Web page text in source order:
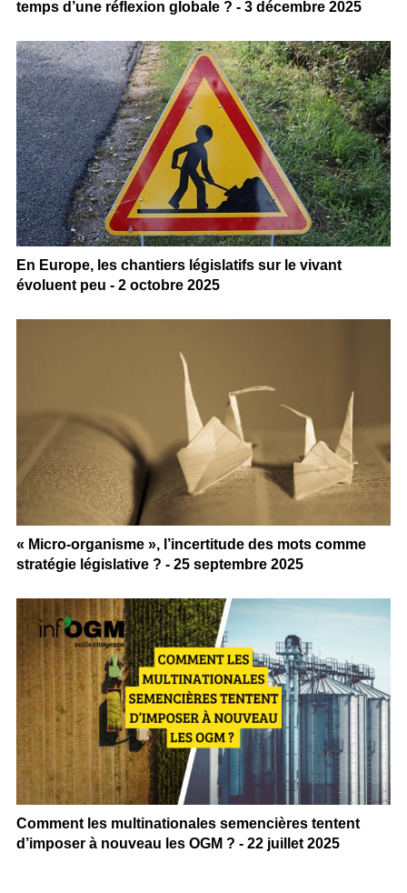
temps d’une réflexion globale ? - 3 décembre 2025
En Europe, les chantiers législatifs sur le vivant
évoluent peu - 2 octobre 2025
« Micro-organisme », l’incertitude des mots comme
stratégie législative ? - 25 septembre 2025
Comment les multinationales semencières tentent
d’imposer à nouveau les OGM ? - 22 juillet 2025